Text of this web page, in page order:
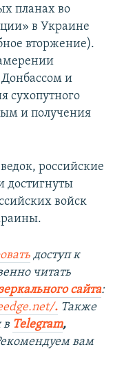
планах во
в Украине
вторжение).
и
сухопутного
и получения
российские
достигнуты
войск
доступ к
читать
сайта:
. Также
в Telegram,
вам